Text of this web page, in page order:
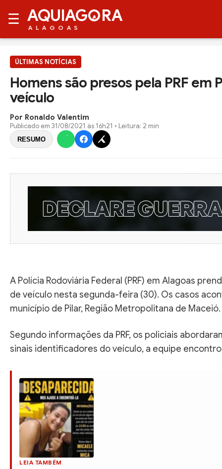
☰ AQUIAG RA
ALAGOAS
ÚLTIMAS NOTÍCIAS
Homens são presos pela PRF
veículo
Por Ronaldo Valentim
Publicado em 31/08/2021 às 16h21 • Leitura: 2 min
RESUMO
A Polícia Rodoviária Federal (PRF) em Alagoas
de veículo nesta segunda-feira (30). Os casos
município de Pilar, Região Metropolitana de Maceió.
Segundo informações da PRF, os policiais
sinais identificadores do veículo, a equipe
LEIA TAMBÉM